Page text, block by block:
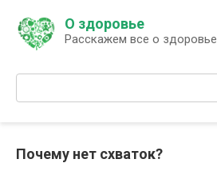
контенту
О здоровье
Расскажем все о здоровье
Поиск:
Почему нет схваток?